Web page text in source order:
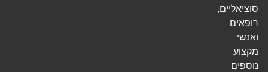
סוציאליים,
רופאים
ואנשי
מקצוע
נוספים